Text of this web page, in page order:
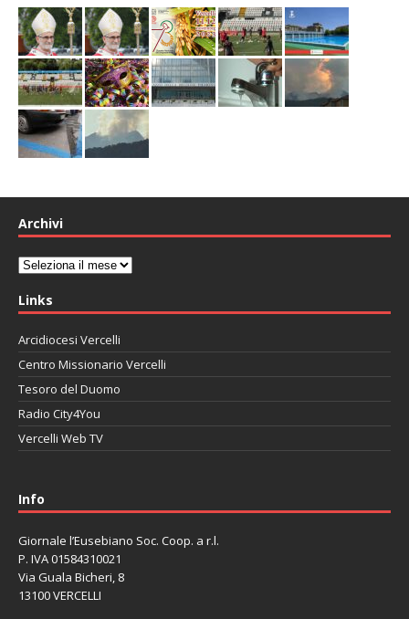
Archivi
Archivi
Links
Arcidiocesi Vercelli
Centro Missionario Vercelli
Tesoro del Duomo
Radio City4You
Vercelli Web TV
Info
Giornale l’Eusebiano Soc. Coop. a r.l.
P. IVA 01584310021
Via Guala Bicheri, 8
13100 VERCELLI